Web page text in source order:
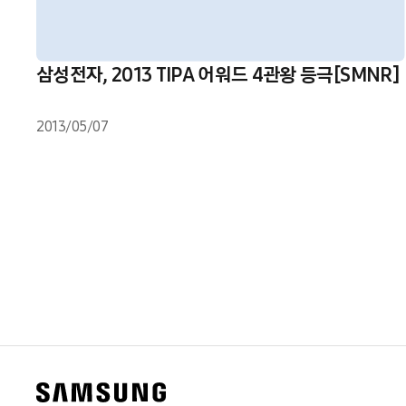
삼성전자, 2013 TIPA 어워드 4관왕 등극[SMNR]
2013/05/07